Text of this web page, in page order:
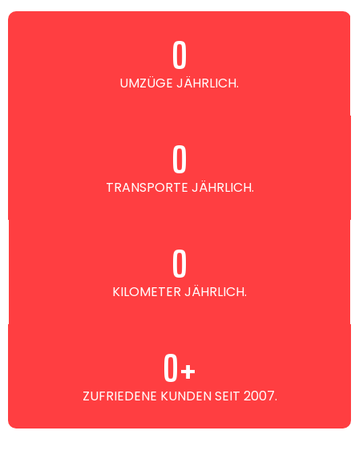
UMZÜGE JÄHRLICH.
0
TRANSPORTE JÄHRLICH.
0
KILOMETER JÄHRLICH.
0
ZUFRIEDENE KUNDEN SEIT 2007.
0+